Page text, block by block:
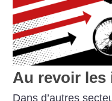
Au revoir les
Dans d’autres